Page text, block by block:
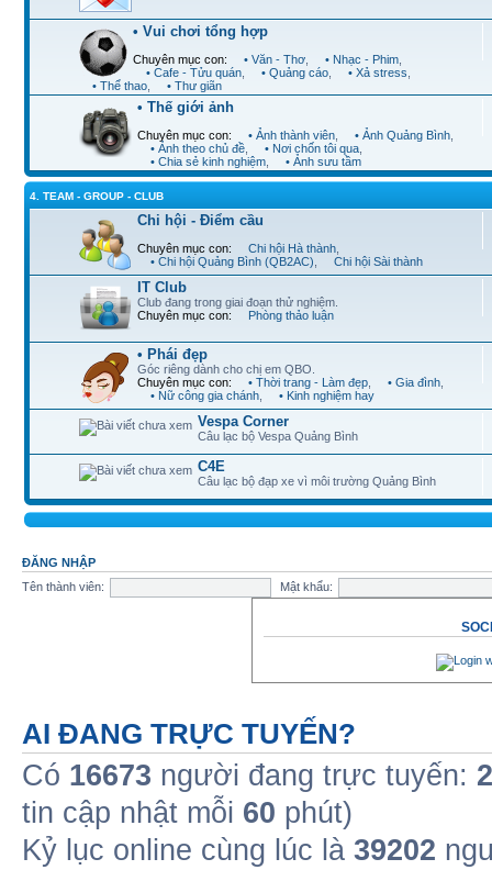
• Vui chơi tổng hợp
Chuyên mục con: • Văn - Thơ • Nhạc - Phim
• Cafe - Tửu quán
• Quảng cáo • Xả stress
• Thể thao
• Thư giãn
• Thế giới ảnh
Chuyên mục con: • Ảnh thành viên • Ảnh Quảng Bình
• Ảnh theo chủ đề
• Nơi chốn tôi qua
• Chia sẻ kinh nghiệm
• Ảnh sưu tầm
4. TEAM - GROUP - CLUB
Chi hội - Điểm cầu
Chuyên mục con: Chi hội Hà thành
• Chi hội Quảng Bình (QB2AC)
Chi hội Sài thành
IT Club
Club đang trong giai đoạn thử nghiệm.
Chuyên mục con:
Phòng thảo luận
• Phái đẹp
Góc riêng dành cho chị em QBO.
Chuyên mục con:
• Thời trang - Làm đẹp • Gia đình
• Nữ công gia chánh
• Kinh nghiệm hay
Vespa Corner
Câu lạc bộ Vespa Quảng Bình
C4E
Câu lạc bộ đạp xe vì môi trường Quảng Bình
ĐĂNG NHẬP
Tên thành viên:
Mật khẩu:
AI ĐANG TRỰC TUYẾN?
Có 16673 người đang trực tuyến: 2
tin cập nhật mỗi 60 phút)
Kỷ lục online cùng lúc là 39202